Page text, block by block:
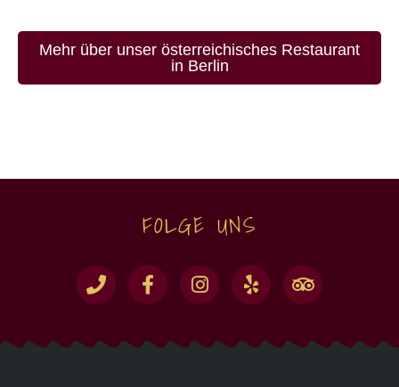
Mehr über unser österreichisches Restaurant
in Berlin
FOLGE UNS